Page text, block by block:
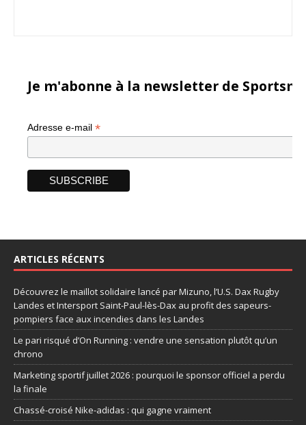
Je m'abonne à la newsletter de
Adresse e-mail *
ARTICLES RÉCENTS
Découvrez le maillot solidaire lancé par Mizuno, l’U.S. Dax Rugby
Landes et Intersport Saint-Paul-lès-Dax au profit des sapeurs-
pompiers face aux incendies dans les Landes
Le pari risqué d’On Running : vendre une sensation plutôt qu’un
chrono
Marketing sportif juillet 2026 : pourquoi le sponsor officiel a perdu
la finale
Chassé-croisé Nike-adidas : qui gagne vraiment